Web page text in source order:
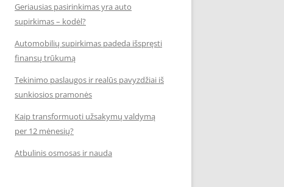
Geriausias pasirinkimas yra auto
supirkimas – kodėl?
Automobilių supirkimas padeda išspręsti
finansų trūkumą
Tekinimo paslaugos ir realūs pavyzdžiai iš
sunkiosios pramonės
Kaip transformuoti užsakymų valdymą
per 12 mėnesių?
Atbulinis osmosas ir nauda